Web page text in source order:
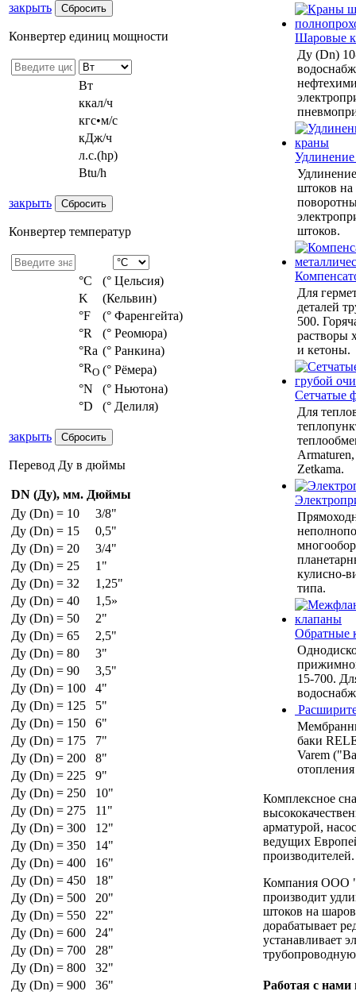
закрыть
Конвертер единиц мощности
Вт
ккал/ч
кгс•м/с
кДж/ч
л.с.(hp)
Btu/h
закрыть
Конвертер температур
°С
(° Цельсия)
K
(Кельвин)
°F
(° Фаренгейта)
°R
(° Реомюра)
°Ra (° Ранкина)
°RO (° Рёмера)
°N
(° Ньютона)
°D
(° Делиля)
закрыть
Перевод Ду в дюймы
DN (Ду), мм. Дюймы
Ду (Dn) = 10
3/8"
Ду (Dn) = 15
0,5"
Ду (Dn) = 20
3/4"
Ду (Dn) = 25
1"
Ду (Dn) = 32
1,25"
Ду (Dn) = 40
1,5»
Ду (Dn) = 50
2"
Ду (Dn) = 65
2,5"
Ду (Dn) = 80
3"
Ду (Dn) = 90
3,5"
Ду (Dn) = 100
4"
Ду (Dn) = 125
5"
Ду (Dn) = 150
6"
Ду (Dn) = 175
7"
Ду (Dn) = 200
8"
Ду (Dn) = 225
9"
Ду (Dn) = 250
10"
Ду (Dn) = 275
11"
Ду (Dn) = 300
12"
Ду (Dn) = 350
14"
Ду (Dn) = 400
16"
Ду (Dn) = 450
18"
Ду (Dn) = 500
20"
Ду (Dn) = 550
22"
Ду (Dn) = 600
24"
Ду (Dn) = 700
28"
Ду (Dn) = 800
32"
Ду (Dn) = 900
36"
Шаровые
Ду (Dn)
штоков
штоков.
Для
деталей
500.
растворы
и кетоны.
Сетчатые
Для
Zetkama.
кулисно-
типа.
Обратные
15-700.
баки
Varem
Комплексное
арматурой,
ведущих
производителей.
Компания ООО
производит
штоков на
дорабатывает
устанавливает
Работая с нами